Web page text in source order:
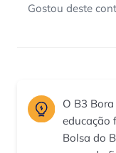
Gostou deste
O B3
educação
Bolsa do